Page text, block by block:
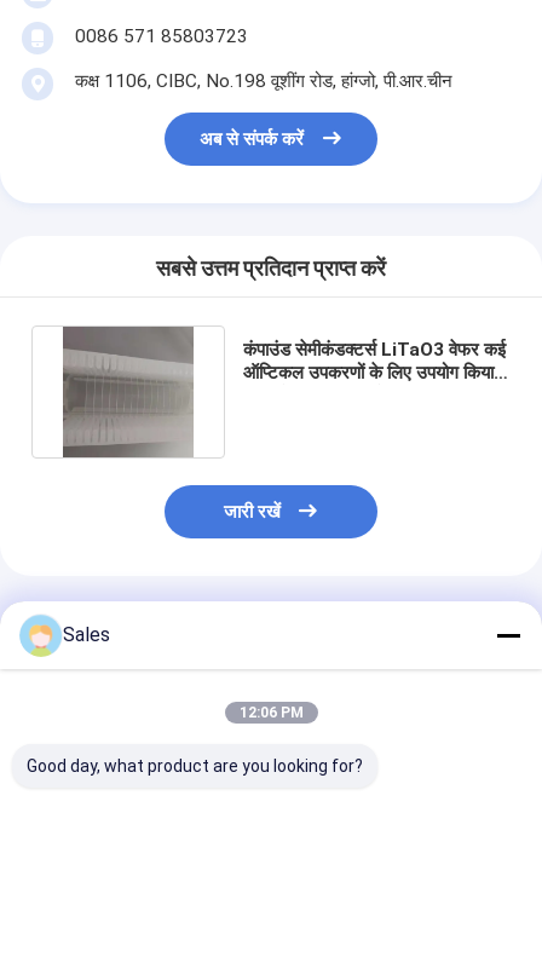
0086 571 85803723
कक्ष 1106, CIBC, No.198 वूशींग रोड, हांग्जो, पी.आर.चीन
अब से संपर्क करें
सबसे उत्तम प्रतिदान प्राप्त करें
कंपाउंड सेमीकंडक्टर्स LiTaO3 वेफर कई
ऑप्टिकल उपकरणों के लिए उपयोग किया
जारी रखें
अनुशंसित उत्पाद
Sales
12:06 PM
Good day, what product are you looking for?